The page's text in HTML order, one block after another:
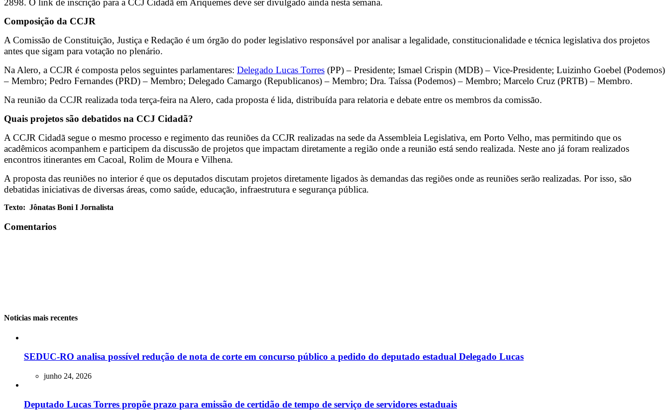
2898. O link de inscrição para a CCJ Cidadã em Ariquemes deve ser divulgado ainda nesta semana.
Composição da CCJR
A Comissão de Constituição, Justiça e Redação é um órgão do poder legislativo responsável por analisar a legalidade, constitucionalidade e técnica legislativa dos projetos
antes que sigam para votação no plenário.
Na Alero, a CCJR é composta pelos seguintes parlamentares: Delegado Lucas Torres (PP) – Presidente; Ismael Crispin (MDB) – Vice-Presidente; Luizinho Goebel (Podemos)
– Membro; Pedro Fernandes (PRD) – Membro; Delegado Camargo (Republicanos) – Membro; Dra. Taíssa (Podemos) – Membro; Marcelo Cruz (PRTB) – Membro.
Na reunião da CCJR realizada toda terça-feira na Alero, cada proposta é lida, distribuída para relatoria e debate entre os membros da comissão.
Quais projetos são debatidos na CCJ Cidadã?
A CCJR Cidadã segue o mesmo processo e regimento das reuniões da CCJR realizadas na sede da Assembleia Legislativa, em Porto Velho, mas permitindo que os
acadêmicos acompanhem e participem da discussão de projetos que impactam diretamente a região onde a reunião está sendo realizada. Neste ano já foram realizados
encontros itinerantes em Cacoal, Rolim de Moura e Vilhena.
A proposta das reuniões no interior é que os deputados discutam projetos diretamente ligados às demandas das regiões onde as reuniões serão realizadas. Por isso, são
debatidas iniciativas de diversas áreas, como saúde, educação, infraestrutura e segurança pública.
Texto: Jônatas Boni I Jornalista
Comentarios
Noticias mais recentes
SEDUC-RO analisa possível redução de nota de corte em concurso público a pedido do deputado estadual Delegado Lucas
junho 24, 2026
Deputado Lucas Torres propõe prazo para emissão de certidão de tempo de serviço de servidores estaduais